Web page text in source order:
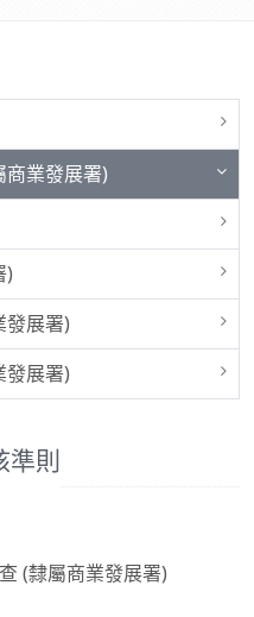
業發展署)
)
發展署)
發展署)
準則
(隸屬商業發展署)